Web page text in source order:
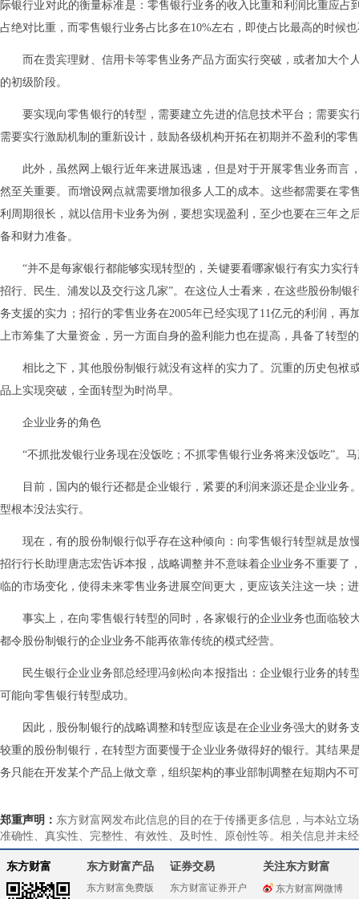
际银行业对此的衡量标准是：零售银行业务的收入比重和利润比重应
占绝对比重，而零售银行业务占比多在10%左右，即使占比最高的时候
而在贵宾理财、信用卡等零售业务产品方面实行突破，或者加大
的初级阶段。
要实现向零售银行的转型，需要建立先进的信息技术平台；需要
需要实行激励机制的重新设计，鼓励各级机构开拓在初期并不盈利的零
此外，虽然网上银行近年来进展迅速，但是对于开展零售业务而
然至关重要。而增设网点就需要增加很多人工的成本。这些都需要在
利周期很长，就以信用卡业务为例，要想实现盈利，至少也要在三年
备和财力准备。
“并不是每家银行都能够实现转型的，关键要看哪家银行有实力实
招行、民生、浦发以及交行这几家”。在这位人士看来，在这些股份制
务支援的实力；招行的零售业务在2005年已经实现了11亿元的利润，
上市筹集了大量资金，另一方面自身的盈利能力也在提高，具备了转型
相比之下，其他股份制银行就没有这样的实力了。沉重的历史包
品上实现突破，全面转型为时尚早。
企业业务的角色
“不抓批发银行业务现在没饭吃；不抓零售银行业务将来没饭吃”。
目前，国内的银行还都是企业银行，紧要的利润来源还是企业业
型根本没法实行。
现在，有的股份制银行似乎存在这种倾向：向零售银行转型就是
招行行长助理唐志宏告诉本报，战略调整并不意味着企业业务不重要
临的市场变化，使得未来零售业务进展空间更大，更应该关注这一块；
事实上，在向零售银行转型的同时，各家银行的企业业务也面临
都令股份制银行的企业业务不能再依靠传统的模式经营。
民生银行企业业务部总经理冯剑松向本报指出：企业银行业务的
可能向零售银行转型成功。
因此，股份制银行的战略调整和转型应该是在企业业务强大的财
较重的股份制银行，在转型方面要慢于企业业务做得好的银行。其结
务只能在开发某个产品上做文章，组织架构的事业部制调整在短期内不
郑重声明： 东方财富网发布此信息的目的在于传播更多信息，与本站立
准确性、真实性、完整性、有效性、及时性、原创性等。相关信息并未
东方财富 东方财富产品
东方财富免费版
证券交易
东方财富证券开户
关注东方财富
东方财富网微博